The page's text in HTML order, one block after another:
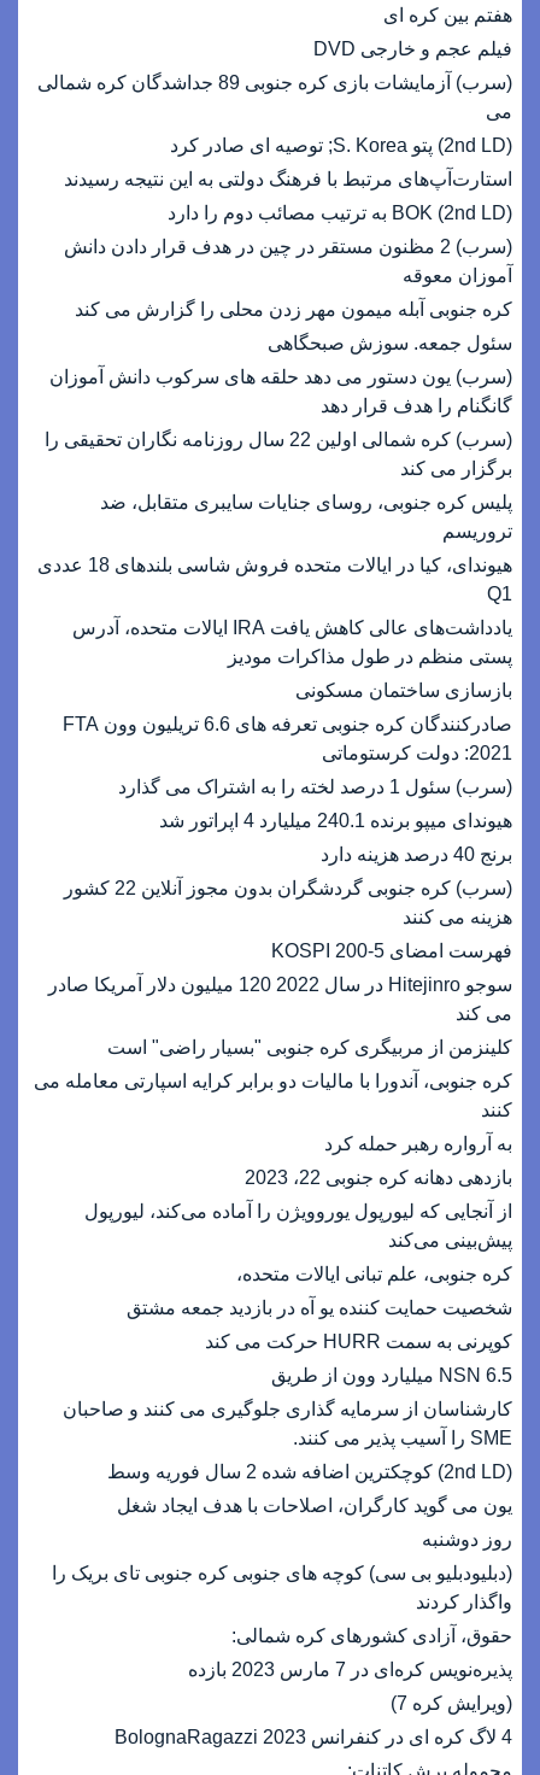
هفتم بین کره ای
فیلم عجم و خارجی DVD
(سرب) آزمایشات بازی کره جنوبی 89 جداشدگان کره شمالی
می
(2nd LD) پتو S. Korea; توصیه ای صادر کرد
استارت‌آپ‌های مرتبط با فرهنگ دولتی به این نتیجه رسیدند
(2nd LD) BOK به ترتیب مصائب دوم را دارد
(سرب) 2 مظنون مستقر در چین در هدف قرار دادن دانش
آموزان معوقه
کره جنوبی آبله میمون مهر زدن محلی را گزارش می کند
سئول جمعه. سوزش صبحگاهی
(سرب) یون دستور می دهد حلقه های سرکوب دانش آموزان
گانگنام را هدف قرار دهد
(سرب) کره شمالی اولین 22 سال روزنامه نگاران تحقیقی را
برگزار می کند
پلیس کره جنوبی، روسای جنایات سایبری متقابل، ضد
تروریسم
هیوندای، کیا در ایالات متحده فروش شاسی بلندهای 18 عددی
Q1
یادداشت‌های عالی کاهش یافت IRA ایالات متحده، آدرس
پستی منظم در طول مذاکرات مودیز
بازسازی ساختمان مسکونی
صادرکنندگان کره جنوبی تعرفه های 6.6 تریلیون وون FTA
2021: دولت کرستوماتی
(سرب) سئول 1 درصد لخته را به اشتراک می گذارد
هیوندای میپو برنده 240.1 میلیارد 4 اپراتور شد
برنج 40 درصد هزینه دارد
(سرب) کره جنوبی گردشگران بدون مجوز آنلاین 22 کشور
هزینه می کنند
فهرست امضای KOSPI 200-5
سوجو Hitejinro در سال 2022 120 میلیون دلار آمریکا صادر
می کند
کلینزمن از مربیگری کره جنوبی "بسیار راضی" است
کره جنوبی، آندورا با مالیات دو برابر کرایه اسپارتی معامله می
کنند
به آرواره رهبر حمله کرد
بازدهی دهانه کره جنوبی 22، 2023
از آنجایی که لیورپول یوروویژن را آماده می‌کند، لیورپول
پیش‌بینی می‌کند
کره جنوبی، علم تبانی ایالات متحده،
شخصیت حمایت کننده یو آه در بازدید جمعه مشتق
کوپرنی به سمت HURR حرکت می کند
NSN 6.5 میلیارد وون از طریق
کارشناسان از سرمایه گذاری جلوگیری می کنند و صاحبان
SME را آسیب پذیر می کنند.
(2nd LD) کوچکترین اضافه شده 2 سال فوریه وسط
یون می گوید کارگران، اصلاحات با هدف ایجاد شغل
روز دوشنبه
(دبلیودبلیو بی سی) کوچه های جنوبی کره جنوبی تای بریک را
واگذار کردند
حقوق، آزادی کشورهای کره شمالی:
پذیره‌نویس کره‌ای در 7 مارس 2023 بازده
(ویرایش کره 7)
4 لاگ کره ای در کنفرانس BolognaRagazzi 2023
محموله برش کاتنات: